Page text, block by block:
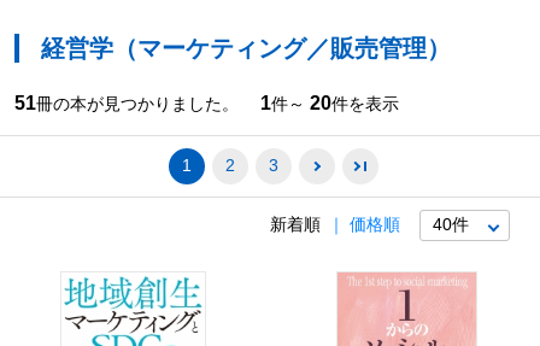
経営学（マーケティング／販売管理）
51冊の本が見つかりました。 1件～ 20件を表示
1 2 3
新着順 価格順